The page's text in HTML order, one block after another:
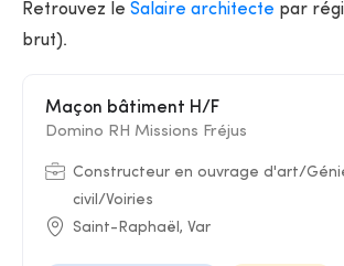
Retrouvez le Salaire architecte par
brut).
Maçon bâtiment H/F
Domino RH Missions Fréjus
Constructeur en ouvrage d'art/
civil/Voiries
Saint-Raphaël, Var